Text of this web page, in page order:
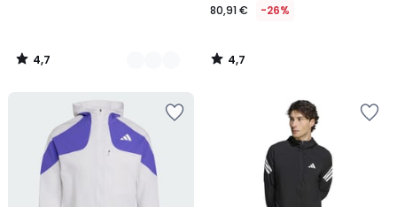
4,7
/
80,91 € -26%
4,7
/